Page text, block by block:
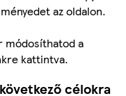
az oldalon.
módosíthatod a
kattintva.
célokra